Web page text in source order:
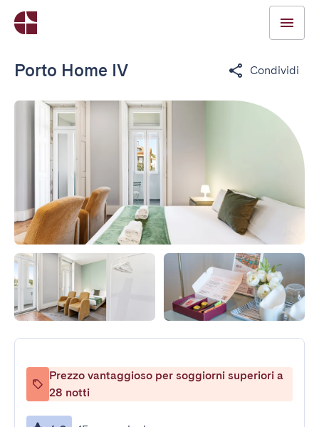
Porto Home IV Condividi
Prezzo vantaggioso per soggiorni superiori a
28 notti